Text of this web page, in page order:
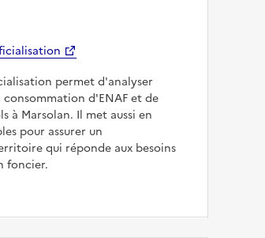
permet d'analyser
d'ENAF et de
à Marsolan. Il met aussi en
pour assurer un
qui réponde aux besoins
foncier.